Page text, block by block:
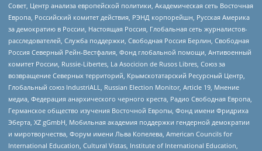
Совет, Центр анализа европейской политики, Академическая сеть Восточная
Европа, Российский комитет действия, РЭНД корпорейшн, Русская Америка
за демократию в России, Настоящая Россия, Глобальная сеть журналистов-
расследователей, Служба поддержки, Свободная Россия Берлин, Свободная
Россия Северный Рейн-Вестфалия, Фонд глобальной помощи, Антивоенный
комитет России, Russie-Libertes, La Asocicion de Rusos Libres, Союз за
возвращение Северных территорий, Крымскотатарский Ресурсный Центр,
Глобальный союз IndustriALL, Russian Election Monitor, Article 19, Мнение
медиа, Федерация анархического черного креста, Радио Свободная Европа,
Германское общество изучения Восточной Европы, Фонд имени Фридриха
Эберта, XZ gGmbH, Мобильная академия поддержки гендерной демократии
и миротворчества, Форум имени Льва Копелева, American Councils for
International Education, Cultural Vistas, Institute of International Education,